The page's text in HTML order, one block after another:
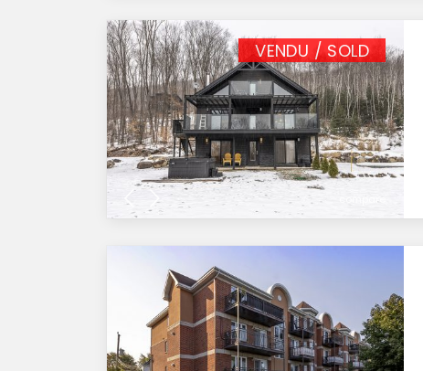
compare
VENDU / SOLD